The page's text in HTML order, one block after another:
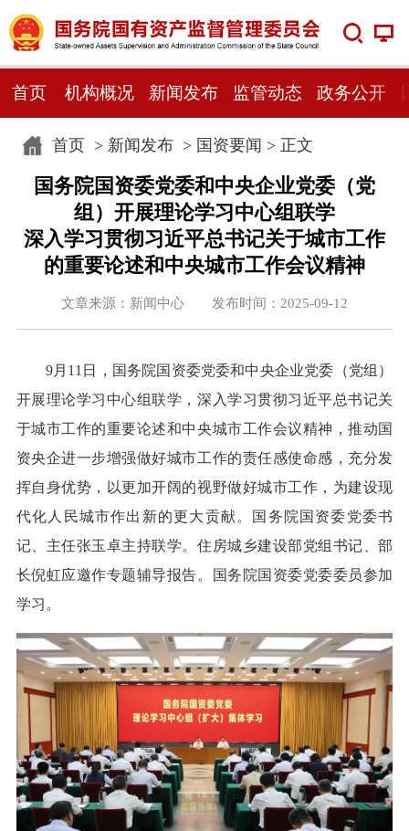
首页 机构概况 新闻发布 监管动态 政务公开
首页> 新闻发布> 国资要闻 > 正文
国务院国资委党委和中央企业党委（党
组）开展理论学习中心组联学
深入学习贯彻习近平总书记关于城市工作
的重要论述和中央城市工作会议精神
文章来源：新闻中心 发布时间：2025-09-12
9月11日，国务院国资委党委和中央企业党委（党组）
开展理论学习中心组联学，深入学习贯彻习近平总书记关
于城市工作的重要论述和中央城市工作会议精神，推动国
资央企进一步增强做好城市工作的责任感使命感，充分发
挥自身优势，以更加开阔的视野做好城市工作，为建设现
代化人民城市作出新的更大贡献。国务院国资委党委书
记、主任张玉卓主持联学。住房城乡建设部党组书记、部
长倪虹应邀作专题辅导报告。国务院国资委党委委员参加
学习。